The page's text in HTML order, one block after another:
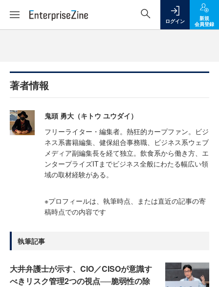
ログイン
新規
会員登録
著者情報
鬼頭 勇大（キトウ ユウダイ）
フリーライター・編集者。熱狂的カープファン。ビジ
ネス系書籍編集、健保組合事務職、ビジネス系ウェブ
メディア副編集長を経て独立。飲食系から働き方、エ
ンタープライズITまでビジネス全般にわたる幅広い領
域の取材経験がある。
※プロフィールは、執筆時点、または直近の記事の寄
稿時点での内容です
執筆記事
大井弁護士が示す、CIO／CISOが意識す
べきリスク管理2つの視点──脆弱性の除